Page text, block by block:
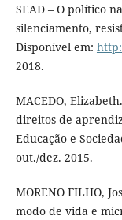
SEAD – O político
silenciamento,
Disponível em:
2018.
MACEDO,
direitos de
Educação e
out./dez. 2015.
MORENO FILHO,
modo de vida e